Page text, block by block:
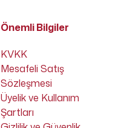
Önemli Bilgiler
KVKK
Mesafeli Satış
Sözleşmesi
Üyelik ve Kullanım
Şartları